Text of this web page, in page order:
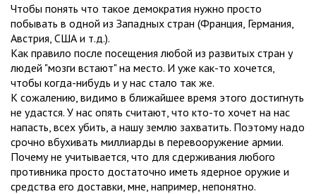
Чтобы понять что такое демократия нужно просто
побывать в одной из Западных стран (Франция, Германия,
Австрия, США и т.д.).
Как правило после посещения любой из развитых стран у
людей "мозги встают" на место. И уже как-то хочется,
чтобы когда-нибудь и у нас стало так же.
К сожалению, видимо в ближайшее время этого достигнуть
не удастся. У нас опять считают, что кто-то хочет на нас
напасть, всех убить, а нашу землю захватить. Поэтому надо
срочно вбухивать миллиарды в перевооружение армии.
Почему не учитывается, что для сдерживания любого
противника просто достаточно иметь ядерное оружие и
средства его доставки, мне, например, непонятно.